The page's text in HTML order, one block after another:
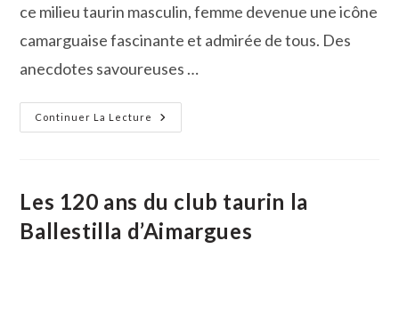
ce milieu taurin masculin, femme devenue une icône
camarguaise fascinante et admirée de tous. Des
anecdotes savoureuses …
Continuer La Lecture
La
29ème
Guillierme
Les 120 ans du club taurin la
Ballestilla d’Aimargues